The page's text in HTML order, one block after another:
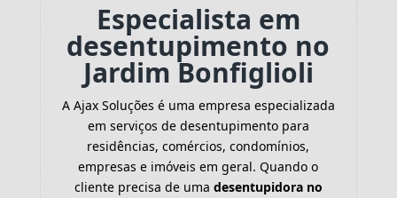
Especialista em
desentupimento no
Jardim Bonfiglioli
A Ajax Soluções é uma empresa especializada
em serviços de desentupimento para
residências, comércios, condomínios,
empresas e imóveis em geral. Quando o
cliente precisa de uma desentupidora no